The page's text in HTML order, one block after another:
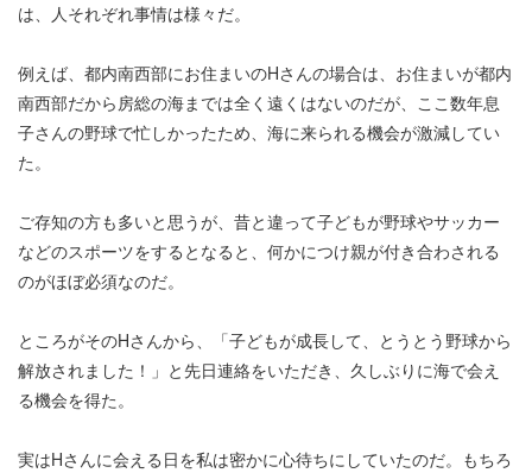
は、人それぞれ事情は様々だ。
例えば、都内南西部にお住まいのHさんの場合は、お住まいが都内
南西部だから房総の海までは全く遠くはないのだが、ここ数年息
子さんの野球で忙しかったため、海に来られる機会が激減してい
た。
ご存知の方も多いと思うが、昔と違って子どもが野球やサッカー
などのスポーツをするとなると、何かにつけ親が付き合わされる
のがほぼ必須なのだ。
ところがそのHさんから、「子どもが成長して、とうとう野球から
解放されました！」と先日連絡をいただき、久しぶりに海で会え
る機会を得た。
実はHさんに会える日を私は密かに心待ちにしていたのだ。もちろ